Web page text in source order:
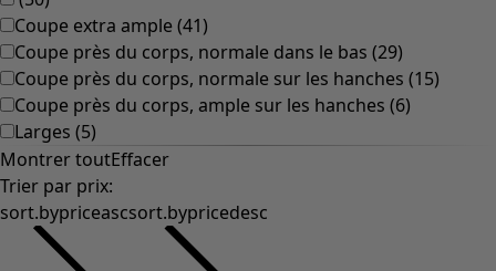
Coupe extra ample (41)
Coupe près du corps, normale dans le bas (29)
Coupe près du corps, normale sur les hanches (15)
Coupe près du corps, ample sur les hanches (6)
Larges (5)
Montrer toutEffacer
Trier par prix:
sort.bypriceascsort.bypricedesc